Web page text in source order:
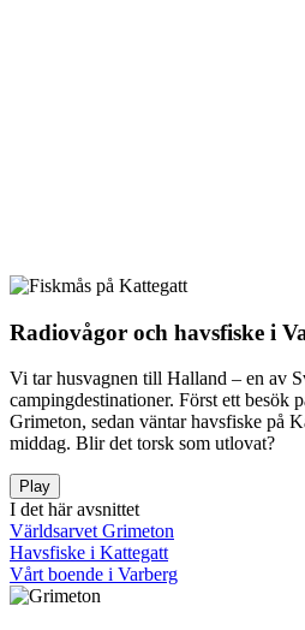
Radiovågor och havsfiske i
Vi tar husvagnen till Halland – en av
campingdestinationer. Först ett besök
Grimeton, sedan väntar havsfiske på
middag. Blir det torsk som utlovat?
Play
I det här avsnittet
Världsarvet Grimeton
Havsfiske i Kattegatt
Vårt boende i Varberg